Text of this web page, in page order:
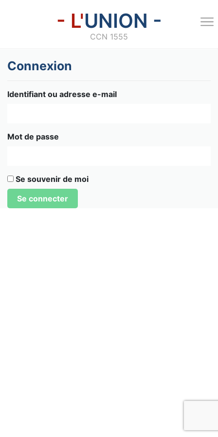
- L'UNION -
CCN 1555
Connexion
Identifiant ou adresse e-mail
Mot de passe
Se souvenir de moi